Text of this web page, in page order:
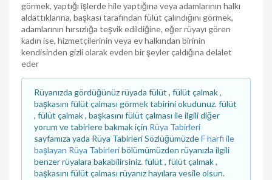
görmek, yaptığı işlerde hile yaptığına veya adamlarının halkı
aldattıklarına, başkası tarafından fülüt çalındığını görmek,
adamlarının hırsızlığa teşvik edildiğine, eğer rüyayı gören
kadın ise, hizmetçilerinin veya ev halkından birinin
kendisinden gizli olarak evden bir şeyler çaldığına delalet
eder
Rüyanızda gördüğünüz rüyada fülüt , fülüt çalmak ,
başkasını fülüt çalması görmek tabirini okudunuz. fülüt
, fülüt çalmak , başkasını fülüt çalması ile ilgili diğer
yorum ve tabirlere bakmak için Rüya Tabirleri
sayfamıza yada Rüya Tabirleri SözlüğümüzdeF harfi ile
başlayan Rüya Tabirleribölümümüzden rüyanızla ilgili
benzer rüyalara bakabilirsiniz. fülüt , fülüt çalmak ,
başkasını fülüt çalması rüyanız hayılara vesile olsun.